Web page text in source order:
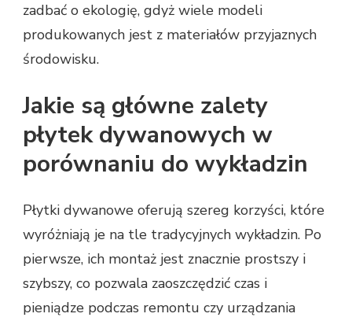
zadbać o ekologię, gdyż wiele modeli
produkowanych jest z materiałów przyjaznych
środowisku.
Jakie są główne zalety
płytek dywanowych w
porównaniu do wykładzin
Płytki dywanowe oferują szereg korzyści, które
wyróżniają je na tle tradycyjnych wykładzin. Po
pierwsze, ich montaż jest znacznie prostszy i
szybszy, co pozwala zaoszczędzić czas i
pieniądze podczas remontu czy urządzania